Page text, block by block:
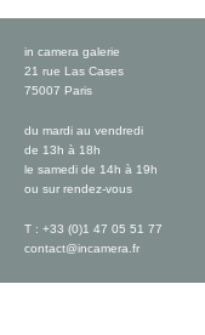
in camera galerie
21 rue Las Cases
75007 Paris
du mardi au vendredi
de 13h à 18h
le samedi de 14h à 19h
ou sur rendez-vous
T : +33 (0)1 47 05 51 77
contact@incamera.fr